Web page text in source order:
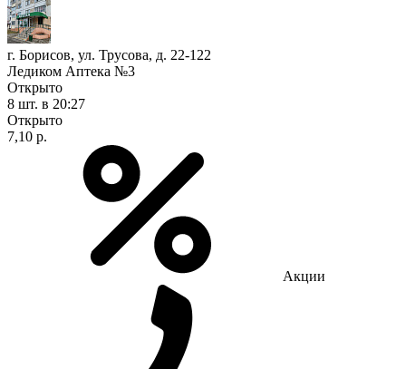
г. Борисов, ул. Трусова, д. 22-122
Ледиком Аптека №3
Открыто
8 шт. в 20:27
Открыто
7,10 р.
Акции